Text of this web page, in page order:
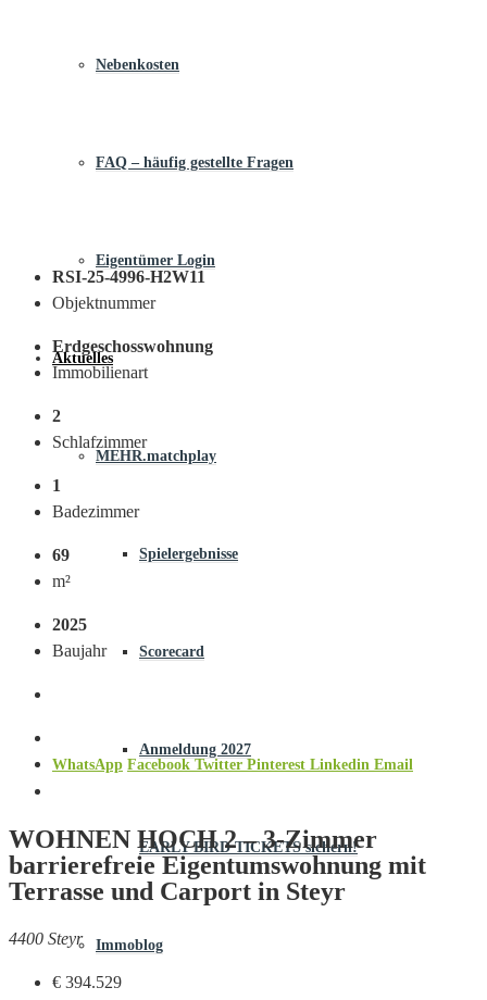
Nebenkosten
FAQ – häufig gestellte Fragen
Eigentümer Login
Aktuelles
MEHR.matchplay
Spielergebnisse
Scorecard
Anmeldung 2027
EARLY BIRD TICKETS sichern!
Immoblog
RSI-25-4996-H2W11
Objektnummer
Erdgeschosswohnung
Immobilienart
2
Schlafzimmer
1
Badezimmer
69
m²
2025
Baujahr
WhatsApp Facebook Twitter Pinterest Linkedin Email
WOHNEN HOCH 2 – 3-Zimmer
barrierefreie Eigentumswohnung mit
Terrasse und Carport in Steyr
4400 Steyr
€ 394.529